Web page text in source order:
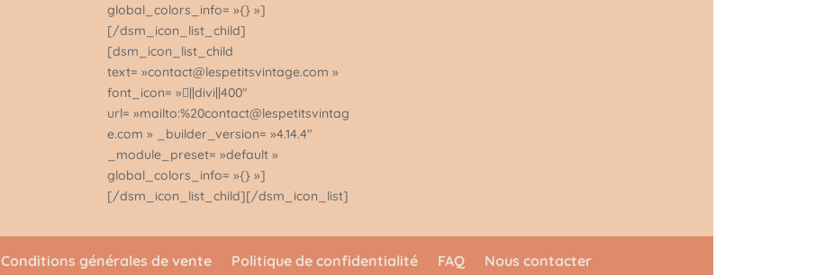
global_colors_info= »{} »]
[/dsm_icon_list_child]
[dsm_icon_list_child
text= »contact@lespetitsvintage.com »
font_icon= »||divi||400″
url= »mailto:%20contact@lespetitsvintag
e.com » _builder_version= »4.14.4″
_module_preset= »default »
global_colors_info= »{} »]
[/dsm_icon_list_child][/dsm_icon_list]
Conditions générales de vente Politique de confidentialité FAQ Nous contacter